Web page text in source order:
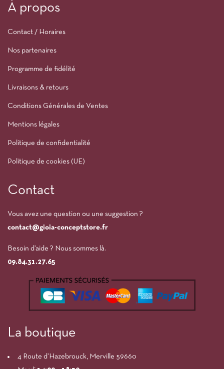
À propos
Contact / Horaires
Nos partenaires
Programme de fidélité
Livraisons & retours
Conditions Générales de Ventes
Mentions légales
Politique de confidentialité
Politique de cookies (UE)
Contact
Vous avez une question ou une suggestion ?
contact@gioia-conceptstore.fr
Besoin d’aide ? Nous sommes là.
09.84.31.27.65
La boutique
4 Route d’Hazebrouck, Merville 59660